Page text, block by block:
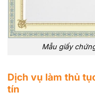
Mẫu giấy
Dịch vụ làm thủ
tín